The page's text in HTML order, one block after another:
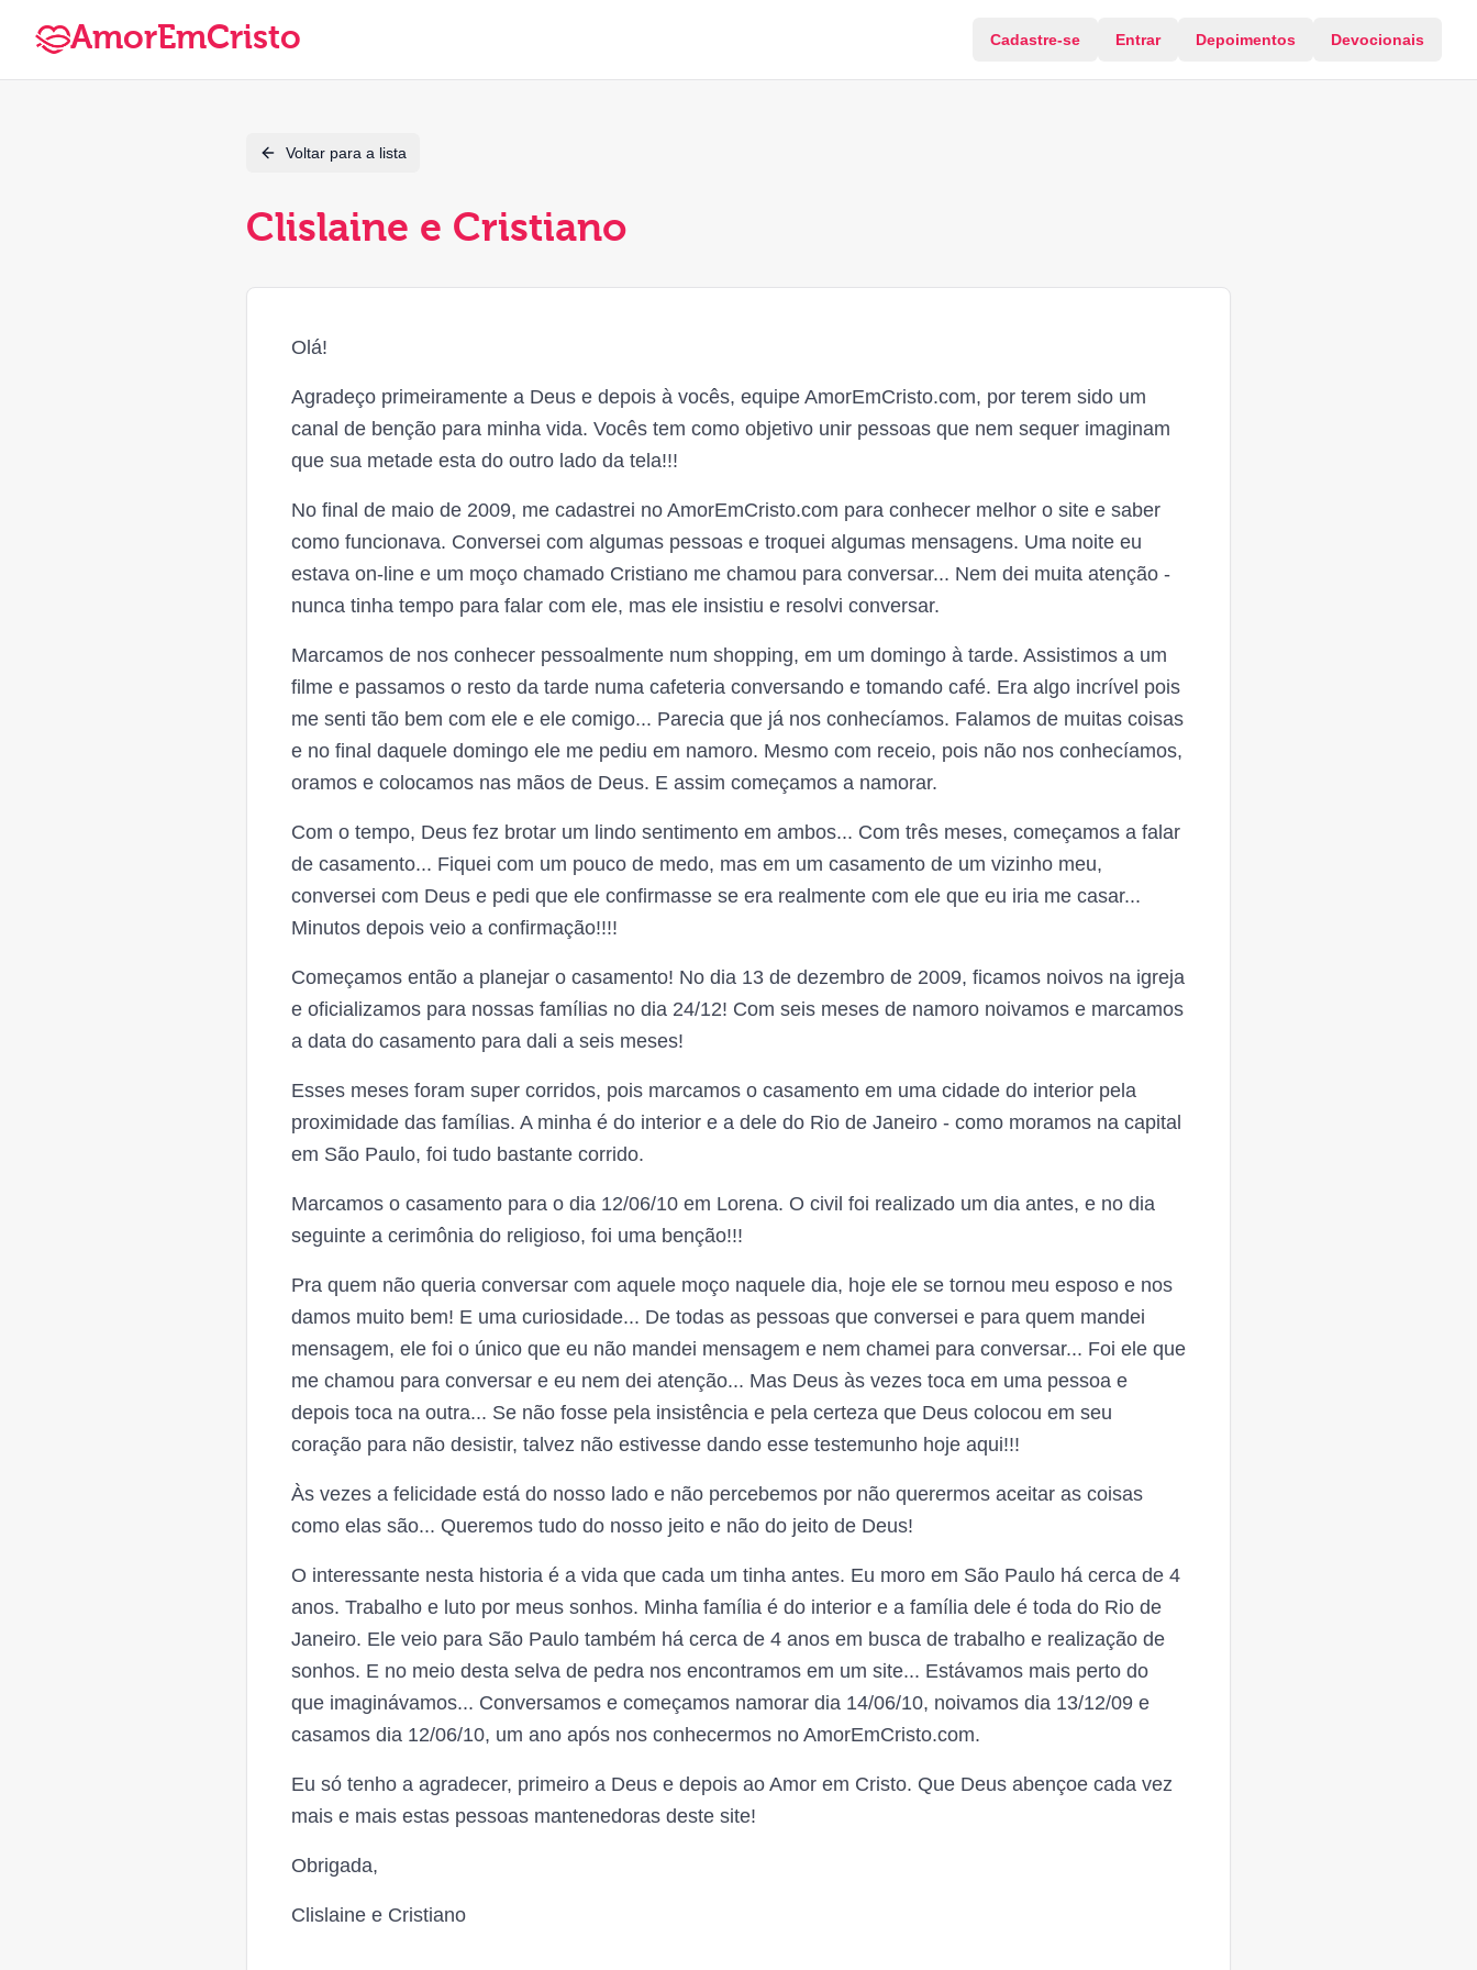
AmorEmCristo Cadastre-se Entrar Depoimentos Devocionais
Voltar para a lista
Clislaine e Cristiano
Olá!
Agradeço primeiramente a Deus e depois à vocês, equipe AmorEmCristo.com, por terem sido um
canal de benção para minha vida. Vocês tem como objetivo unir pessoas que nem sequer imaginam
que sua metade esta do outro lado da tela!!!
No final de maio de 2009, me cadastrei no AmorEmCristo.com para conhecer melhor o site e saber
como funcionava. Conversei com algumas pessoas e troquei algumas mensagens. Uma noite eu
estava on-line e um moço chamado Cristiano me chamou para conversar... Nem dei muita atenção -
nunca tinha tempo para falar com ele, mas ele insistiu e resolvi conversar.
Marcamos de nos conhecer pessoalmente num shopping, em um domingo à tarde. Assistimos a um
filme e passamos o resto da tarde numa cafeteria conversando e tomando café. Era algo incrível pois
me senti tão bem com ele e ele comigo... Parecia que já nos conhecíamos. Falamos de muitas coisas
e no final daquele domingo ele me pediu em namoro. Mesmo com receio, pois não nos conhecíamos,
oramos e colocamos nas mãos de Deus. E assim começamos a namorar.
Com o tempo, Deus fez brotar um lindo sentimento em ambos... Com três meses, começamos a falar
de casamento... Fiquei com um pouco de medo, mas em um casamento de um vizinho meu,
conversei com Deus e pedi que ele confirmasse se era realmente com ele que eu iria me casar...
Minutos depois veio a confirmação!!!!
Começamos então a planejar o casamento! No dia 13 de dezembro de 2009, ficamos noivos na igreja
e oficializamos para nossas famílias no dia 24/12! Com seis meses de namoro noivamos e marcamos
a data do casamento para dali a seis meses!
Esses meses foram super corridos, pois marcamos o casamento em uma cidade do interior pela
proximidade das famílias. A minha é do interior e a dele do Rio de Janeiro - como moramos na capital
em São Paulo, foi tudo bastante corrido.
Marcamos o casamento para o dia 12/06/10 em Lorena. O civil foi realizado um dia antes, e no dia
seguinte a cerimônia do religioso, foi uma benção!!!
Pra quem não queria conversar com aquele moço naquele dia, hoje ele se tornou meu esposo e nos
damos muito bem! E uma curiosidade... De todas as pessoas que conversei e para quem mandei
mensagem, ele foi o único que eu não mandei mensagem e nem chamei para conversar... Foi ele que
me chamou para conversar e eu nem dei atenção... Mas Deus às vezes toca em uma pessoa e
depois toca na outra... Se não fosse pela insistência e pela certeza que Deus colocou em seu
coração para não desistir, talvez não estivesse dando esse testemunho hoje aqui!!!
Às vezes a felicidade está do nosso lado e não percebemos por não querermos aceitar as coisas
como elas são... Queremos tudo do nosso jeito e não do jeito de Deus!
O interessante nesta historia é a vida que cada um tinha antes. Eu moro em São Paulo há cerca de 4
anos. Trabalho e luto por meus sonhos. Minha família é do interior e a família dele é toda do Rio de
Janeiro. Ele veio para São Paulo também há cerca de 4 anos em busca de trabalho e realização de
sonhos. E no meio desta selva de pedra nos encontramos em um site... Estávamos mais perto do
que imaginávamos... Conversamos e começamos namorar dia 14/06/10, noivamos dia 13/12/09 e
casamos dia 12/06/10, um ano após nos conhecermos no AmorEmCristo.com.
Eu só tenho a agradecer, primeiro a Deus e depois ao Amor em Cristo. Que Deus abençoe cada vez
mais e mais estas pessoas mantenedoras deste site!
Obrigada,
Clislaine e Cristiano